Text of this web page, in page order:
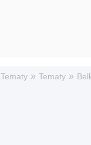
Tematy » Tematy »